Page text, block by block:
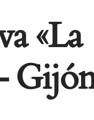
«La
que
nuestra web
mejor posible
tu